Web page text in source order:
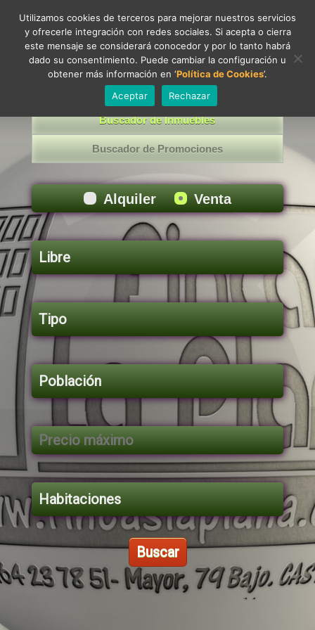
Toggle
Buscador de Inmuebles
Buscador de Promociones
Alquiler Venta
Buscar
Utilizamos cookies de terceros para mejorar nuestros servicios
y ofrecerle integración con redes sociales. Si acepta o cierra
este mensaje se considerará conocedor y por lo tanto habrá
dado su consentimiento. Puede cambiar la configuración u
obtener más información en ‘Política de Cookies’.
Aceptar
Rechazar